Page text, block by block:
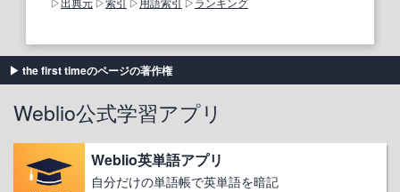
the first timeのページの著作権
Weblio公式学習アプリ
Weblio英単語アプリ
自分だけの単語帳で英単語を暗記